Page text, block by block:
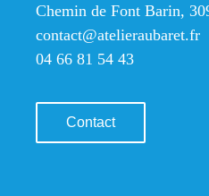
Chemin de Font Barin,
contact@atelieraubaret.fr
04 66 81 54 43
Contact